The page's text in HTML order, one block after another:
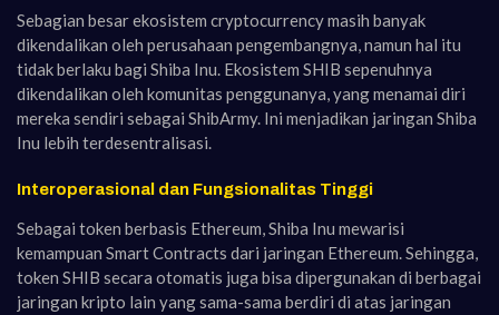
Sebagian besar ekosistem cryptocurrency masih banyak
dikendalikan oleh perusahaan pengembangnya, namun hal itu
tidak berlaku bagi Shiba Inu. Ekosistem SHIB sepenuhnya
dikendalikan oleh komunitas penggunanya, yang menamai diri
mereka sendiri sebagai ShibArmy. Ini menjadikan jaringan Shiba
Inu lebih terdesentralisasi.
Interoperasional dan Fungsionalitas Tinggi
Sebagai token berbasis Ethereum, Shiba Inu mewarisi
kemampuan Smart Contracts dari jaringan Ethereum. Sehingga,
token SHIB secara otomatis juga bisa dipergunakan di berbagai
jaringan kripto lain yang sama-sama berdiri di atas jaringan